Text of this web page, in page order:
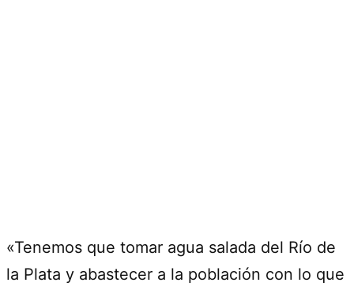
«Tenemos que tomar agua salada del Río de
la Plata y abastecer a la población con lo que